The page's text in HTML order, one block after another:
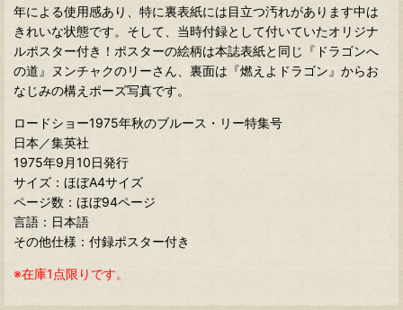
年による使用感あり、特に裏表紙には目立つ汚れがあります中は
きれいな状態です。そして、当時付録として付いていたオリジナ
ルポスター付き！ポスターの絵柄は本誌表紙と同じ『ドラゴンへ
の道』ヌンチャクのリーさん、裏面は『燃えよドラゴン』からお
なじみの構えポーズ写真です。
ロードショー1975年秋のブルース・リー特集号
日本／集英社
1975年9月10日発行
サイズ：ほぼA4サイズ
ページ数：ほぼ94ページ
言語：日本語
その他仕様：付録ポスター付き
※在庫1点限りです。